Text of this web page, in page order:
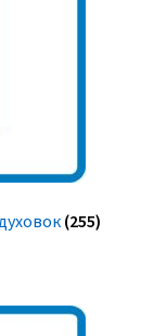
(255)